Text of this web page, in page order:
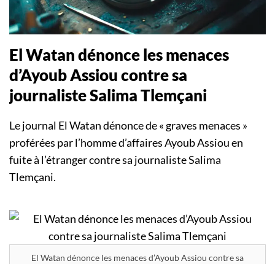
El Watan dénonce les menaces
d’Ayoub Assiou contre sa
journaliste Salima Tlemçani
Le journal El Watan dénonce de « graves menaces »
proférées par l’homme d’affaires Ayoub Assiou en
fuite à l’étranger contre sa journaliste Salima
Tlemçani.
El Watan dénonce les menaces d’Ayoub Assiou contre sa